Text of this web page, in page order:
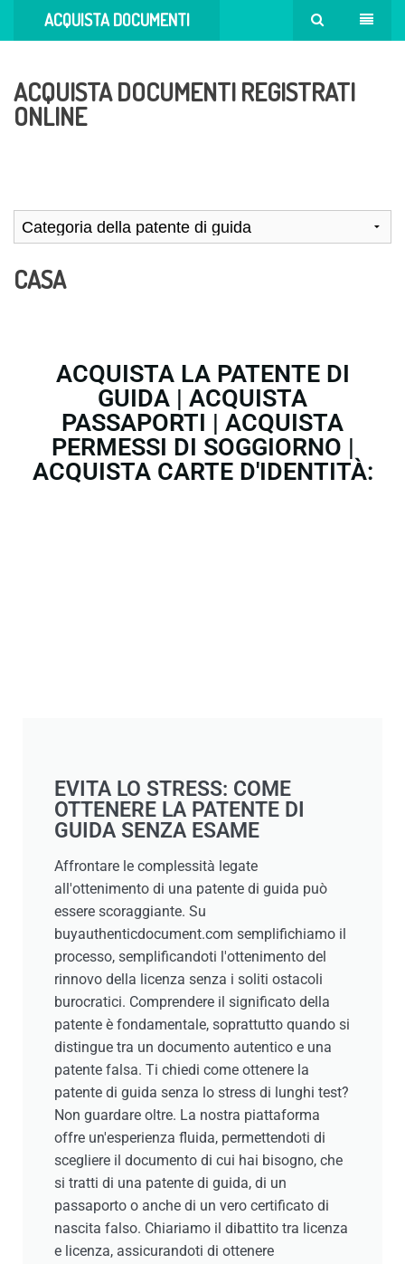
ACQUISTA DOCUMENTI
ACQUISTA DOCUMENTI REGISTRATI
ONLINE
CASA
ACQUISTA LA PATENTE DI
GUIDA | ACQUISTA
PASSAPORTI | ACQUISTA
PERMESSI DI SOGGIORNO |
ACQUISTA CARTE D'IDENTITÀ:
EVITA LO STRESS: COME
OTTENERE LA PATENTE DI
GUIDA SENZA ESAME
Affrontare le complessità legate
all'ottenimento di una patente di guida può
essere scoraggiante. Su
buyauthenticdocument.com semplifichiamo il
processo, semplificandoti l'ottenimento del
rinnovo della licenza senza i soliti ostacoli
burocratici. Comprendere il significato della
patente è fondamentale, soprattutto quando si
distingue tra un documento autentico e una
patente falsa. Ti chiedi come ottenere la
patente di guida senza lo stress di lunghi test?
Non guardare oltre. La nostra piattaforma
offre un'esperienza fluida, permettendoti di
scegliere il documento di cui hai bisogno, che
si tratti di una patente di guida, di un
passaporto o anche di un vero certificato di
nascita falso. Chiariamo il dibattito tra licenza
e licenza, assicurandoti di ottenere